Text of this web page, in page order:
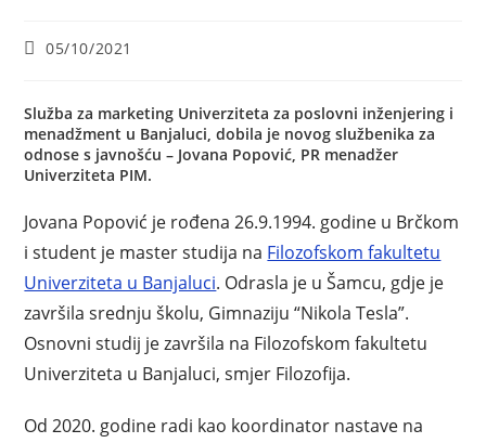
05/10/2021
Služba za marketing Univerziteta za poslovni inženjering i
menadžment u Banjaluci, dobila je novog službenika za
odnose s javnošću – Jovana Popović, PR menadžer
Univerziteta PIM.
Jovana Popović je rođena 26.9.1994. godine u Brčkom
i student je master studija na Filozofskom fakultetu
Univerziteta u Banjaluci. Odrasla je u Šamcu, gdje je
završila srednju školu, Gimnaziju “Nikola Tesla”.
Osnovni studij je završila na Filozofskom fakultetu
Univerziteta u Banjaluci, smjer Filozofija.
Od 2020. godine radi kao koordinator nastave na